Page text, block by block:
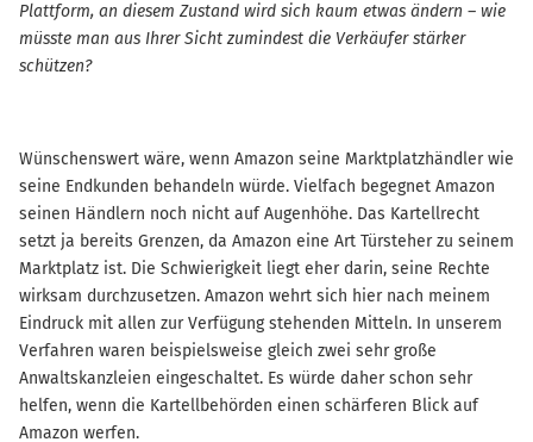
Plattform, an diesem Zustand wird sich kaum etwas ändern – wie
müsste man aus Ihrer Sicht zumindest die Verkäufer stärker
schützen?
Wünschenswert wäre, wenn Amazon seine Marktplatzhändler wie
seine Endkunden behandeln würde. Vielfach begegnet Amazon
seinen Händlern noch nicht auf Augenhöhe. Das Kartellrecht
setzt ja bereits Grenzen, da Amazon eine Art Türsteher zu seinem
Marktplatz ist. Die Schwierigkeit liegt eher darin, seine Rechte
wirksam durchzusetzen. Amazon wehrt sich hier nach meinem
Eindruck mit allen zur Verfügung stehenden Mitteln. In unserem
Verfahren waren beispielsweise gleich zwei sehr große
Anwaltskanzleien eingeschaltet. Es würde daher schon sehr
helfen, wenn die Kartellbehörden einen schärferen Blick auf
Amazon werfen.